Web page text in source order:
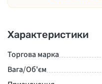
Характеристики
Торгова марка
Вага/Об'єм